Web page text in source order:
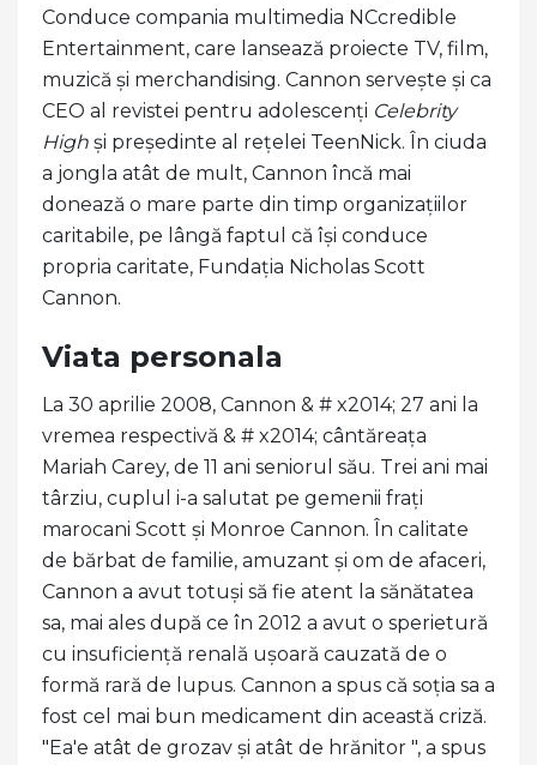
Conduce compania multimedia NCcredible
Entertainment, care lansează proiecte TV, film,
muzică și merchandising. Cannon servește și ca
CEO al revistei pentru adolescenți Celebrity
High și președinte al rețelei TeenNick. În ciuda
a jongla atât de mult, Cannon încă mai
donează o mare parte din timp organizațiilor
caritabile, pe lângă faptul că își conduce
propria caritate, Fundația Nicholas Scott
Cannon.
Viata personala
La 30 aprilie 2008, Cannon & # x2014; 27 ani la
vremea respectivă & # x2014; cântăreața
Mariah Carey, de 11 ani seniorul său. Trei ani mai
târziu, cuplul i-a salutat pe gemenii frați
marocani Scott și Monroe Cannon. În calitate
de bărbat de familie, amuzant și om de afaceri,
Cannon a avut totuși să fie atent la sănătatea
sa, mai ales după ce în 2012 a avut o sperietură
cu insuficiență renală ușoară cauzată de o
formă rară de lupus. Cannon a spus că soția sa a
fost cel mai bun medicament din această criză.
"Ea'e atât de grozav și atât de hrănitor ", a spus